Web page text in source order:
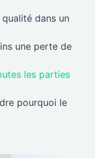
dans un
une perte de
les parties
pourquoi le